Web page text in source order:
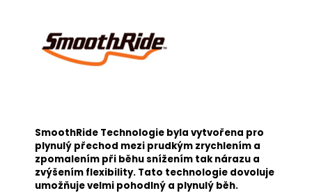
SmoothRide Technologie byla vytvořena pro
plynulý přechod mezi prudkým zrychlením a
zpomalením při běhu snížením tak nárazu a
zvýšením flexibility. Tato technologie dovoluje
umožňuje velmi pohodlný a plynulý běh.